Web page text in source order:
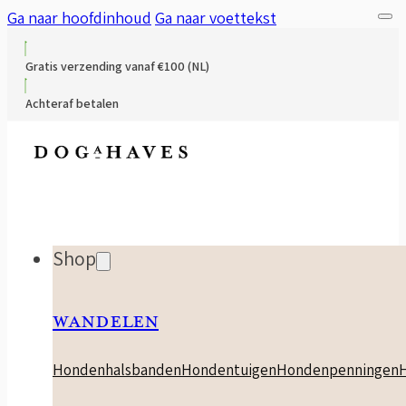
Ga naar hoofdinhoud Ga naar voettekst
Gratis verzending vanaf €100 (NL)
Achteraf betalen
Shop
WANDELEN
HondenhalsbandenHondentuigenHondenpenningen